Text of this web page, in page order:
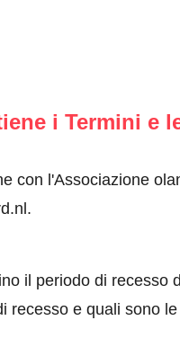
i Termini e
con l'Associazione
il periodo di recesso
recesso e quali sono le